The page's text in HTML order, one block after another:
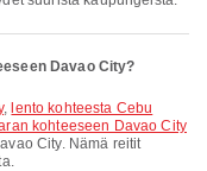
Davao City?
, lento kohteesta Cebu
kohteeseen Davao City
City. Nämä reitit